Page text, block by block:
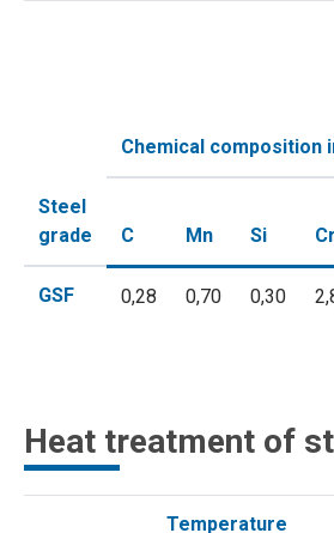
Steel
grade
Chemical composition
C Mn Si Cr
GSF 0,28 0,70 0,30
Heat treatment of
Temperature